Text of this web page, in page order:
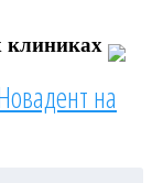
клиниках
на